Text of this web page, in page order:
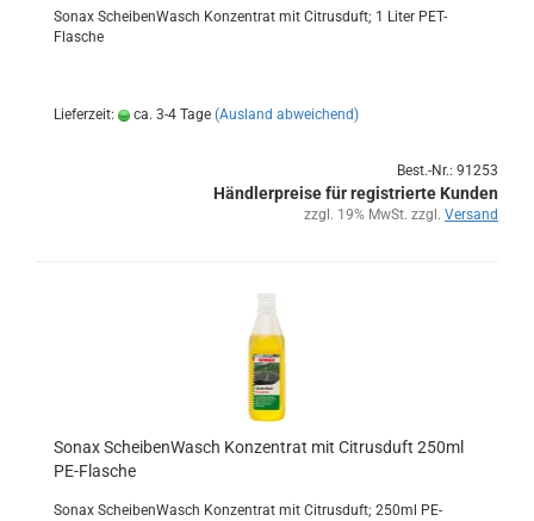
Sonax Schei­ben­Wasch Kon­zen­trat mit Ci­trus­duft; 1 Liter PET-​
Flasche
Lieferzeit: ca. 3-4 Tage (Ausland abweichend)
Best.-Nr.: 91253
Händlerpreise für registrierte Kunden
zzgl. 19% MwSt. zzgl. Versand
Sonax Schei­ben­Wasch Kon­zen­trat mit Ci­trus­duft 250ml
PE-​Fla­sche
Sonax Schei­ben­Wasch Kon­zen­trat mit Ci­trus­duft; 250ml PE-​